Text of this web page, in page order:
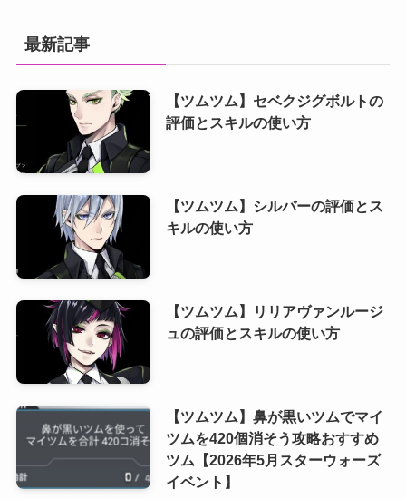
最新記事
【ツムツム】セベクジグボルトの
評価とスキルの使い方
【ツムツム】シルバーの評価とス
キルの使い方
【ツムツム】リリアヴァンルージ
ュの評価とスキルの使い方
【ツムツム】鼻が黒いツムでマイ
ツムを420個消そう攻略おすすめ
ツム【2026年5月スターウォーズ
イベント】